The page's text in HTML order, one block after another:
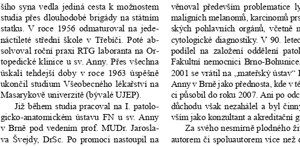
šího  syna  vedla  jediná  cesta  k  možnostem
studia  přes  dlouhodobé  brigády  na  státním
statku.  V  roce  1956  odmaturoval  na  jede-
náctileté  střední  škole  v  Třebíči.  Poté  ab-
solvoval  roční  praxi  RTG  laboranta  na  Or-
topedické  klinice  u  sv.  Anny.  Přes  všechna
úskalí  tehdejší  doby  v  roce  1963  úspěšně
ukončil  studium  Všeobecného  lékařství  na
Masarykově univerzitě (bývalé UJEP).
Již  během  studia  pracoval  na  I.  patolo-
gicko-anatomickém  ústavu  FN  u  sv.  Anny
v  Brně
  pod  vedením  prof.  MUDr.  Jarosla-
va  Švejdy,  DrSc.  Po  promoci  nastoupil  na
věnoval  především  problematice
maligních melanomů , karcinomů
ských  pohlavních  orgánů,  včetně
cytologické  diagnostiky.  V  90.
podílel  na  založení  oddělení
Fakultní  nemocnici  Brno-
2001 se vrátil na „mateřský ústav“
Anny v Brně jako přednosta, kde v
ci působil do roku 2007. Ani po
důchodu  však  nezahálel  a  byl č
vším jako konzultant a akreditační
Za svého nesmírně plodného
autorem či spoluautorem více než